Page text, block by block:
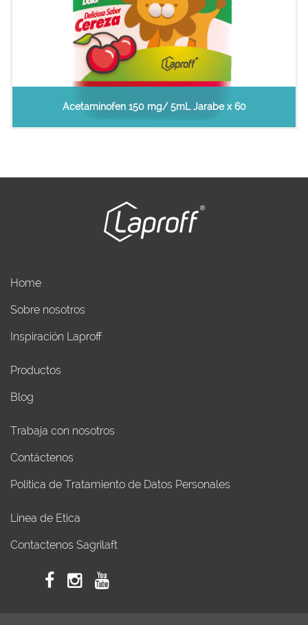
Acetaminofen 150 mg/ 5mL Jarabe x 60
Home
Sobre nosotros
Inspiración Laproff
Productos
Blog
Trabaja con nosotros
Contáctenos
Politica de Tratamiento de Datos Personales
Linea de Etica
Contactenos Sagrilaft